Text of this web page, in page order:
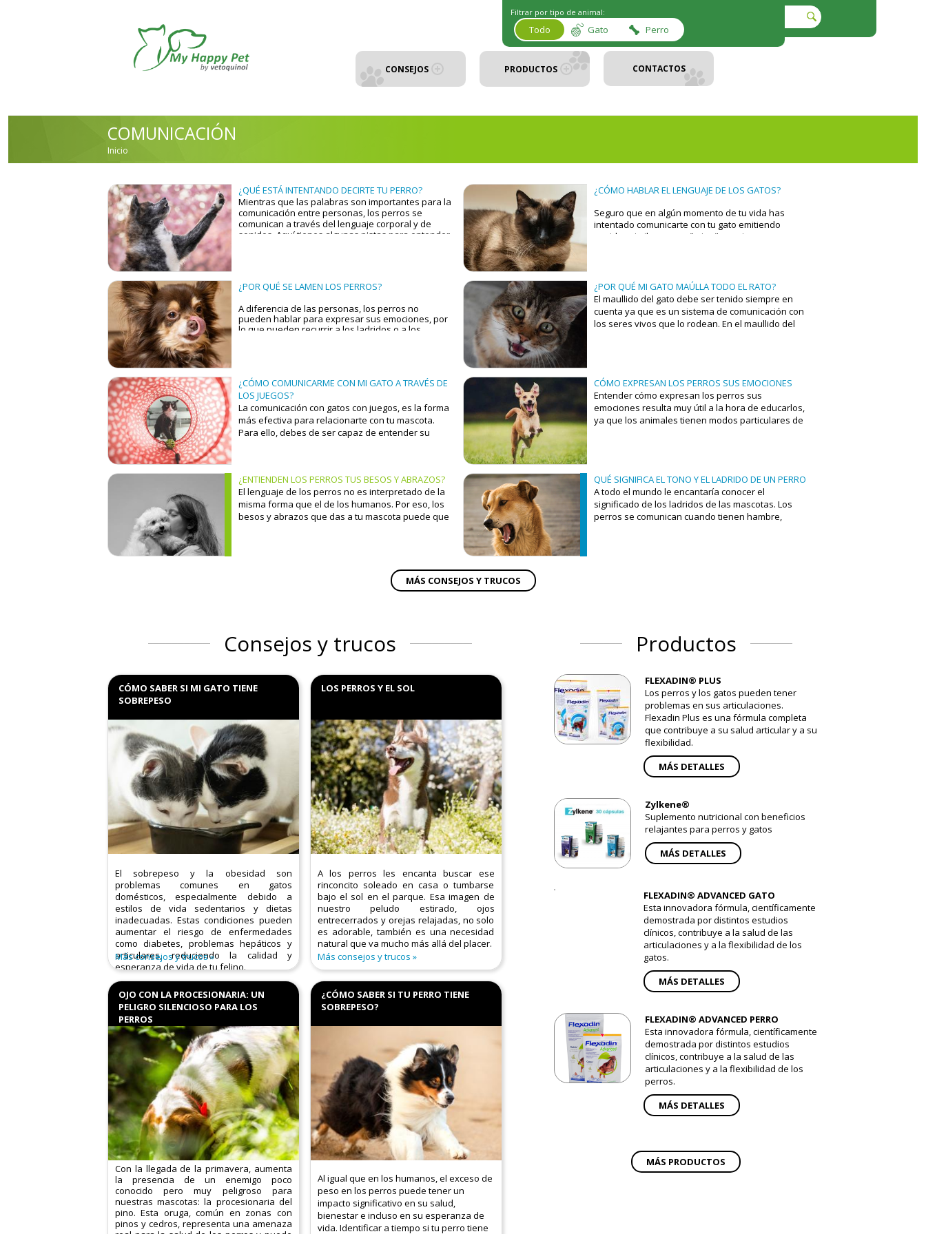
Filtrar por tipo de animal:
Todo Gato Perro
CONSEJOS PRODUCTOS CONTACTOS
COMUNICACIÓN
USTED ESTÁ AQUÍ
Inicio
¿QUÉ ESTÁ INTENTANDO DECIRTE TU PERRO?
Mientras que las palabras son importantes para la
comunicación entre personas, los perros se
comunican a través del lenguaje corporal y de
sonidos. Aquí tienes algunas pistas para entender
más intensos pueden señalar problemas de salud.
¿CÓMO HABLAR EL LENGUAJE DE LOS GATOS?
Seguro que en algún momento de tu vida has
intentado comunicarte con tu gato emitiendo
sonidos similares a su "miau" y casi nunca
¿POR QUÉ SE LAMEN LOS PERROS?
A diferencia de las personas, los perros no
pueden hablar para expresar sus emociones, por
lo que pueden recurrir a los ladridos o a los
que los lametones.
¿POR QUÉ MI GATO MAÚLLA TODO EL RATO?
El maullido del gato debe ser tenido siempre en
cuenta ya que es un sistema de comunicación con
los seres vivos que lo rodean. En el maullido del
¿CÓMO COMUNICARME CON MI GATO A TRAVÉS DE
LOS JUEGOS?
La comunicación con gatos con juegos, es la forma
más efectiva para relacionarte con tu mascota.
Para ello, debes de ser capaz de entender su
CÓMO EXPRESAN LOS PERROS SUS EMOCIONES
Entender cómo expresan los perros sus
emociones resulta muy útil a la hora de educarlos,
ya que los animales tienen modos particulares de
¿ENTIENDEN LOS PERROS TUS BESOS Y ABRAZOS?
El lenguaje de los perros no es interpretado de la
misma forma que el de los humanos. Por eso, los
besos y abrazos que das a tu mascota puede que
QUÉ SIGNIFICA EL TONO Y EL LADRIDO DE UN PERRO
A todo el mundo le encantaría conocer el
significado de los ladridos de las mascotas. Los
perros se comunican cuando tienen hambre,
MÁS CONSEJOS Y TRUCOS
Consejos y trucos
CÓMO SABER SI MI GATO TIENE
SOBREPESO
El sobrepeso y la obesidad son
problemas comunes en gatos
domésticos, especialmente debido a
estilos de vida sedentarios y dietas
inadecuadas. Estas condiciones pueden
aumentar el riesgo de enfermedades
como diabetes, problemas hepáticos y
articulares, reduciendo la calidad y
esperanza de vida de tu felino.​
Causas principales:
Más consejos y trucos
LOS PERROS Y EL SOL
A los perros les encanta buscar ese
rinconcito soleado en casa o tumbarse
bajo el sol en el parque. Esa imagen de
nuestro peludo estirado, ojos
entrecerrados y orejas relajadas, no solo
es adorable, también es una necesidad
natural que va mucho más allá del placer.
Más consejos y trucos
OJO CON LA PROCESIONARIA: UN
PELIGRO SILENCIOSO PARA LOS
PERROS
Con la llegada de la primavera, aumenta
la presencia de un enemigo poco
conocido pero muy peligroso para
nuestras mascotas: la procesionaria del
pino. Esta oruga, común en zonas con
pinos y cedros, representa una amenaza
¿CÓMO SABER SI TU PERRO TIENE
SOBREPESO?
Al igual que en los humanos, el exceso de
peso en los perros puede tener un
impacto significativo en su salud,
bienestar e incluso en su esperanza de
vida. Identificar a tiempo si tu perro tiene
Productos
FLEXADIN® PLUS
Los perros y los gatos pueden tener
problemas en sus articulaciones.
Flexadin Plus es una fórmula completa
que contribuye a su salud articular y a su
flexibilidad.
MÁS DETALLES
Zylkene®
Suplemento nutricional con beneficios
relajantes para perros y gatos
MÁS DETALLES
FLEXADIN® ADVANCED GATO
Esta innovadora fórmula, científicamente
demostrada por distintos estudios
clínicos, contribuye a la salud de las
articulaciones y a la flexibilidad de los
gatos.
MÁS DETALLES
FLEXADIN® ADVANCED PERRO
Esta innovadora fórmula, científicamente
demostrada por distintos estudios
clínicos, contribuye a la salud de las
articulaciones y a la flexibilidad de los
perros.
MÁS DETALLES
MÁS PRODUCTOS